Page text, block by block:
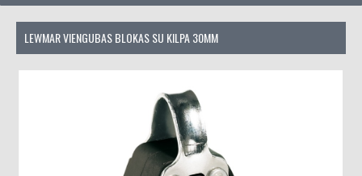
LEWMAR VIENGUBAS BLOKAS SU KILPA 30MM